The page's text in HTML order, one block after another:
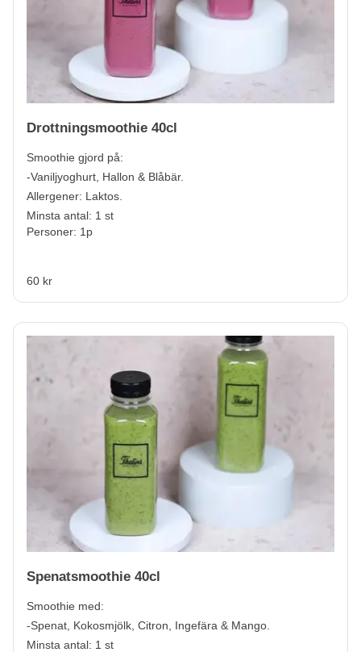
Drottningsmoothie 40cl
Smoothie gjord på:
-Vaniljyoghurt, Hallon & Blåbär.
Allergener: Laktos.
Minsta antal: 1 st
Personer: 1p
60 kr
Spenatsmoothie 40cl
Smoothie med:
-Spenat, Kokosmjölk, Citron, Ingefära & Mango.
Minsta antal: 1 st